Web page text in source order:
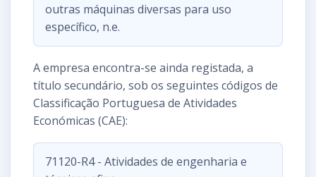
outras máquinas diversas para uso
específico, n.e.
A empresa encontra-se ainda registada, a
título secundário, sob os seguintes códigos de
Classificação Portuguesa de Atividades
Económicas (CAE):
71120-R4 - Atividades de engenharia e